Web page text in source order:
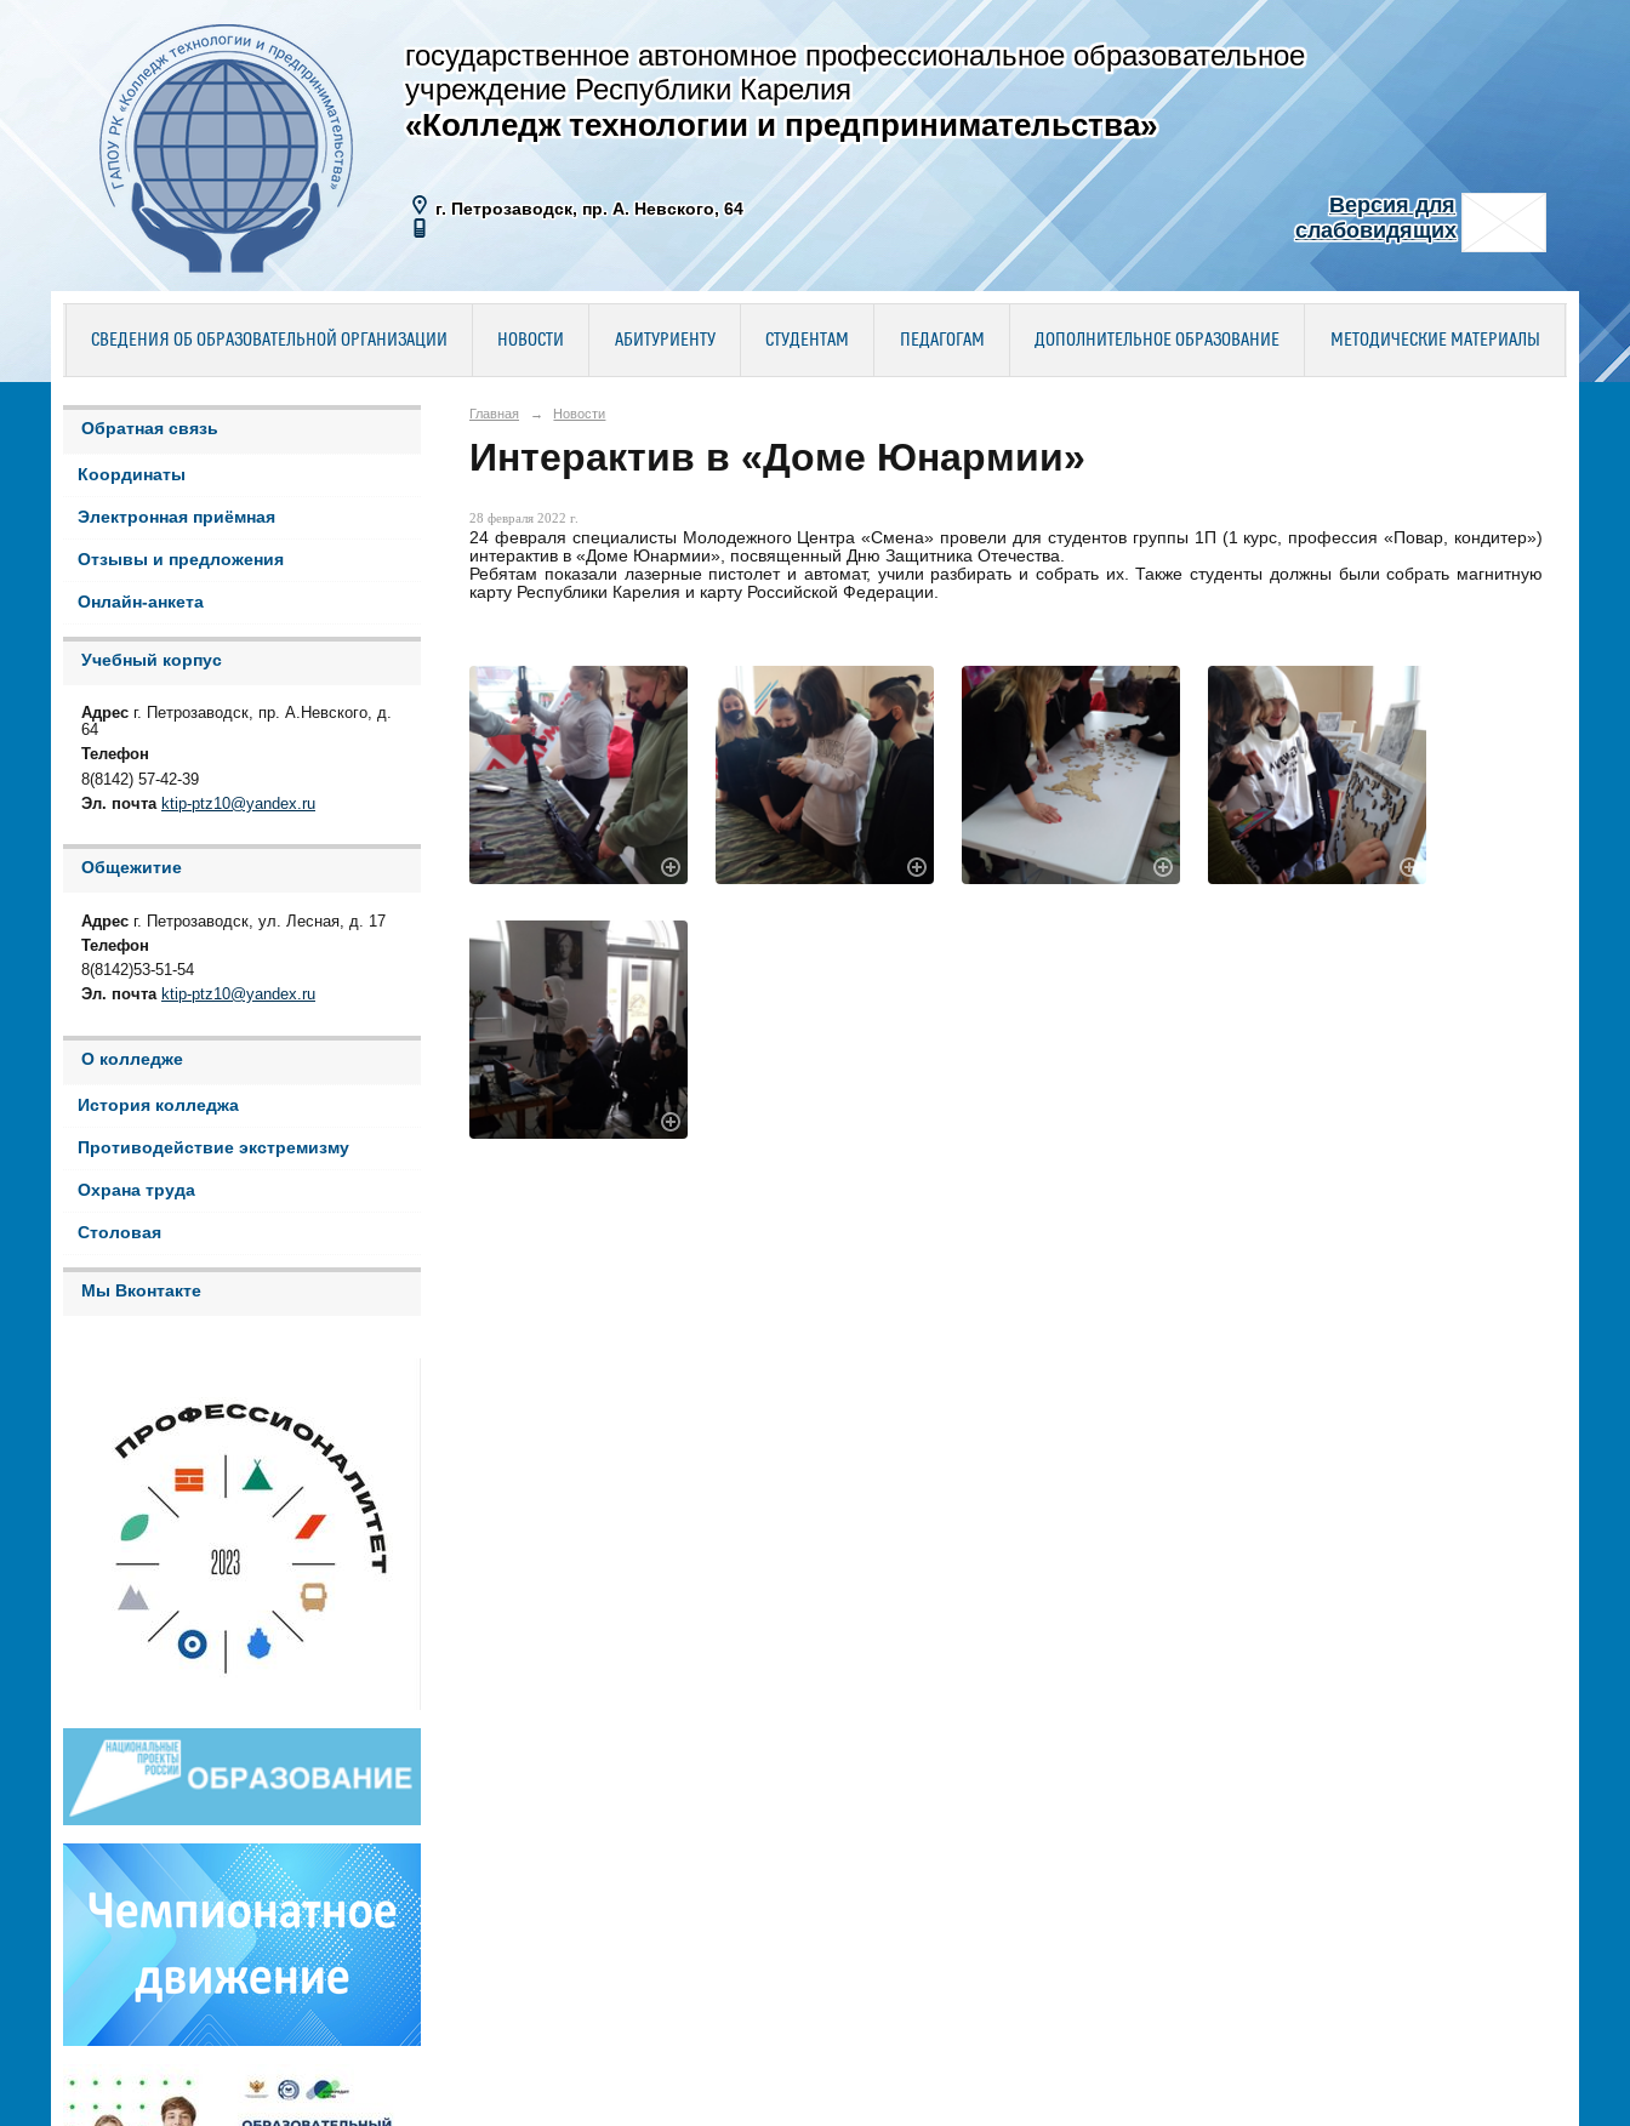
государственное автономное профессиональное образовательное
учреждение Республики Карелия
«Колледж технологии и предпринимательства»
г. Петрозаводск, пр. А. Невского, 64
Версия для
слабовидящих
СВЕДЕНИЯ ОБ ОБРАЗОВАТЕЛЬНОЙ ОРГАНИЗАЦИИ НОВОСТИ АБИТУРИЕНТУ СТУДЕНТАМ ПЕДАГОГАМ ДОПОЛНИТЕЛЬНОЕ ОБРАЗОВАНИЕ МЕТОДИЧЕСКИЕ МАТЕРИАЛЫ
Обратная связь
Координаты
Электронная приёмная
Отзывы и предложения
Онлайн-анкета
Учебный корпус
Адрес г. Петрозаводск, пр. А.Невского, д.
64
Телефон
8(8142) 57-42-39
Эл. почта ktip-ptz10@yandex.ru
Общежитие
Адрес г. Петрозаводск, ул. Лесная, д. 17
Телефон
8(8142)53-51-54
Эл. почта ktip-ptz10@yandex.ru
О колледже
История колледжа
Противодействие экстремизму
Охрана труда
Столовая
Мы Вконтакте
Главная → Новости
Интерактив в «Доме Юнармии»
28 февраля 2022 г.
24 февраля специалисты Молодежного Центра «Смена» провели для студентов группы 1П (1 курс, профессия «Повар, кондитер»)
интерактив в «Доме Юнармии», посвященный Дню Защитника Отечества.
Ребятам показали лазерные пистолет и автомат, учили разбирать и собрать их. Также студенты должны были собрать магнитную
карту Республики Карелия и карту Российской Федерации.